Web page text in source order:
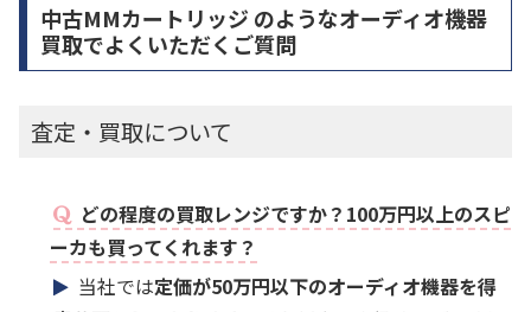
中古MMカートリッジ のようなオーディオ機器
買取でよくいただくご質問
査定・買取について
どの程度の買取レンジですか？100万円以上のスピ
ーカも買ってくれます？
当社では定価が50万円以下のオーディオ機器を得